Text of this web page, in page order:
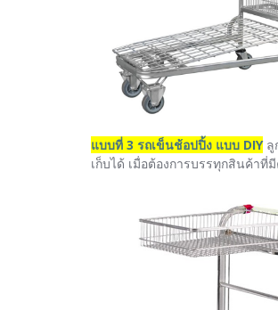
แบบที่ 3 รถเข็นช้อปปิ้ง แบบ DIYลู
เก็บได้ เมื่อต้องการบรรทุกสินค้า